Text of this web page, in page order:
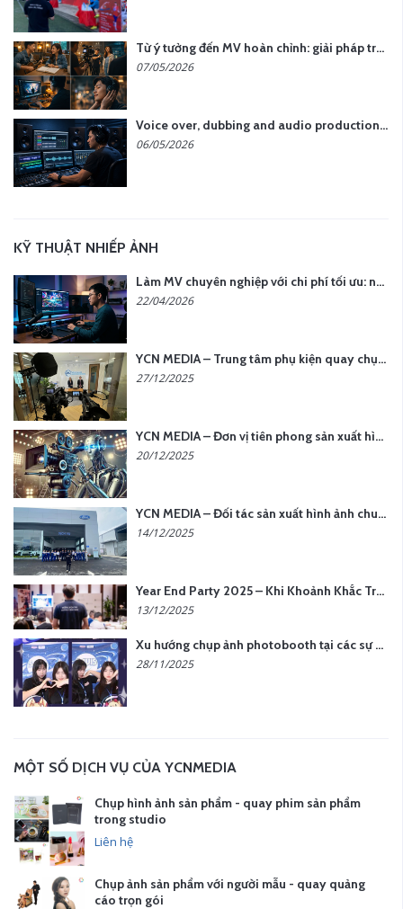
Từ ý tưởng đến MV hoàn chỉnh: giải pháp trọn gói tại YCN Media
07/05/2026
Voice over, dubbing and audio production services in Vietnam for global content
06/05/2026
KỸ THUẬT NHIẾP ẢNH
Làm MV chuyên nghiệp với chi phí tối ưu: nên chọn quay thực tế hay video AI?
22/04/2026
YCN MEDIA – Trung tâm phụ kiện quay chụp tại Hà Nội
27/12/2025
YCN MEDIA – Đơn vị tiên phong sản xuất hình ảnh & âm thanh bằng AI tại Hà Nội
20/12/2025
YCN MEDIA – Đối tác sản xuất hình ảnh chuyên nghiệp cho doanh nghiệp tại Hà Nội
14/12/2025
Year End Party 2025 – Khi Khoảnh Khắc Trở Thành Dấu Ấn | Gói Ưu Đãi Tháng 12 Từ YCN Media
13/12/2025
Xu hướng chụp ảnh photobooth tại các sự kiện hiện nay
28/11/2025
MỘT SỐ DỊCH VỤ CỦA YCNMEDIA
Chụp hình ảnh sản phẩm - quay phim sản phẩm
trong studio
Liên hệ
Chụp ảnh sản phẩm với người mẫu - quay quảng
cáo trọn gói